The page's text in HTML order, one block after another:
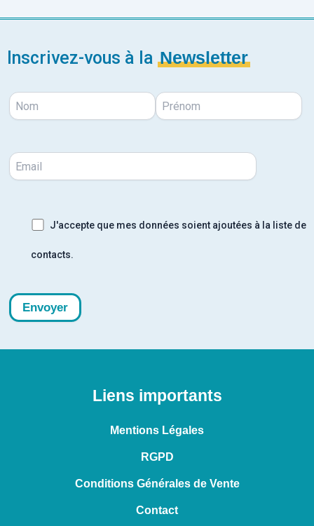
Inscrivez-vous à la Newsletter
J'accepte que mes données soient ajoutées à la liste de
contacts.
Liens importants
Mentions Légales
RGPD
Conditions Générales de Vente
Contact